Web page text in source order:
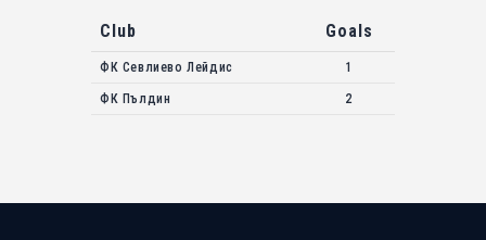
Club Goals
ФК Севлиево Лейдис 1
ФК Пълдин 2